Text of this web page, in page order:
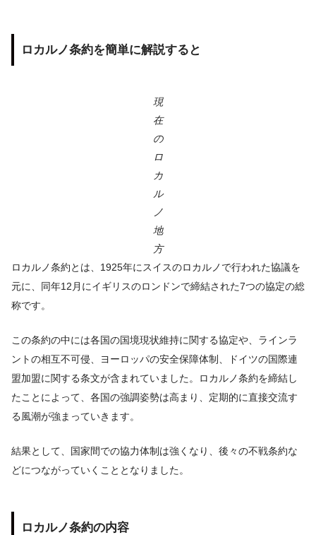
ロカルノ条約を簡単に解説すると
現
在
の
ロ
カ
ル
ノ
地
方
ロカルノ条約とは、1925年にスイスのロカルノで行われた協議を
元に、同年12月にイギリスのロンドンで締結された7つの協定の総
称です。
この条約の中には各国の国境現状維持に関する協定や、ラインラ
ントの相互不可侵、ヨーロッパの安全保障体制、ドイツの国際連
盟加盟に関する条文が含まれていました。ロカルノ条約を締結し
たことによって、各国の強調姿勢は高まり、定期的に直接交流す
る風潮が強まっていきます。
結果として、国家間での協力体制は強くなり、後々の不戦条約な
どにつながっていくこととなりました。
ロカルノ条約の内容